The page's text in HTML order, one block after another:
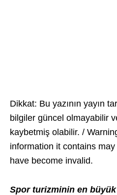
Dikkat: Bu yazının yayın
bilgiler güncel olmayabilir
kaybetmiş olabilir. /
information it contains
have become invalid.
Spor turizminin en